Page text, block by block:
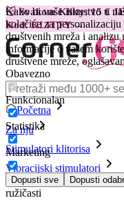
Kako bi vaše iskustvo u
kolačiće za
društvenih mreža i analizu
informacije o vašem
društvene mreže,
Obavezno
Funkcionalan
Statistika
Marketing
Dopusti sve Dopusti
😽Svakom Klitty: 15 €
Kod: KLITTY →
Početna
Za nju
Stimulatori klitorisa
Vibracijski stimulatori
Stimulator za erogene
ružičasti